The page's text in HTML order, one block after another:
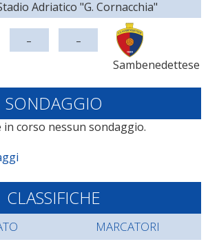
Adriatico "G. Cornacchia"
- -
Sambenedettese
SONDAGGIO
corso nessun sondaggio.
CLASSIFICHE
MARCATORI